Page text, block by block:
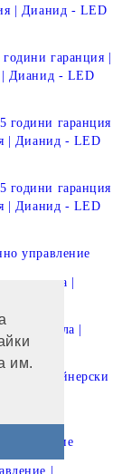
им.
| Дианид - LED
гаранция |
| Дианид - LED
години гаранция
| Дианид - LED
години гаранция
| Дианид - LED
управление
тела |
тела |
| Дизайнерски
|
осветление
|